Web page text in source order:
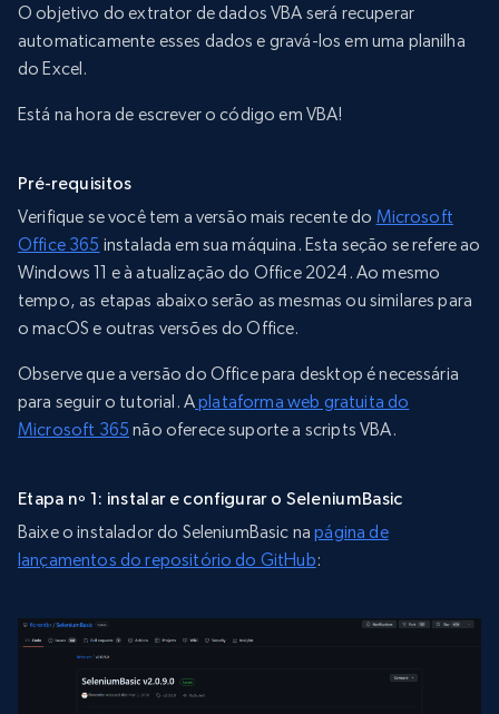
O objetivo do extrator de dados VBA será recuperar
automaticamente esses dados e gravá-los em uma planilha
do Excel.
Está na hora de escrever o código em VBA!
Pré-requisitos
Verifique se você tem a versão mais recente do Microsoft
Office 365 instalada em sua máquina. Esta seção se refere ao
Windows 11 e à atualização do Office 2024. Ao mesmo
tempo, as etapas abaixo serão as mesmas ou similares para
o macOS e outras versões do Office.
Observe que a versão do Office para desktop é necessária
para seguir o tutorial. Aplataforma web gratuita do
Microsoft 365 não oferece suporte a scripts VBA.
Etapa nº 1: instalar e configurar o SeleniumBasic
Baixe o instalador do SeleniumBasic napágina de
lançamentos do repositório do GitHub: